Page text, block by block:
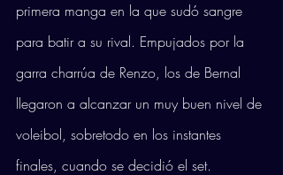
primera manga en la que sudó sangre
para batir a su rival. Empujados por la
garra charrúa de Renzo, los de Bernal
llegaron a alcanzar un muy buen nivel de
voleibol, sobretodo en los instantes
finales, cuando se decidió el set.